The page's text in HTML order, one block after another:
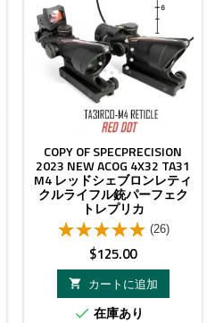
COPY OF SPECPRECISION
2023 NEW ACOG 4X32 TA31
M4 レッドシェブロンレティ
クルライフル銃パーフェク
トレプリカ
(26)
価
格
$125.00

カートに追加
 在庫あり